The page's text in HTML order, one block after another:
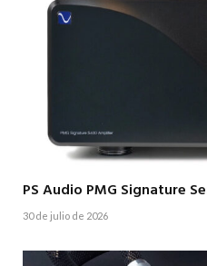
PS Audio PMG Signature
30 de julio de 2026